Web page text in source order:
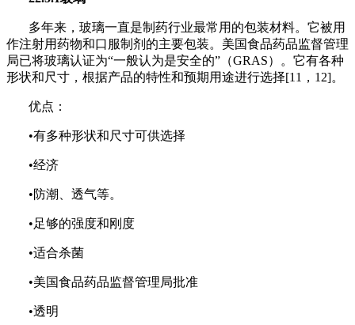
多年来，玻璃一直是制药行业最常用的包装材料。它被用
作注射用药物和口服制剂 的主要包装。美国食品药品监督管理
局已将玻璃认证为“一般认为是安全的”（GRAS）。它有各种
形状和尺寸，根据产品的特性和预期用途进行选择[11，12]。
优点：
•有多种形状和尺寸可供选择
•经济
•防潮、透气等。
•足够的强度和刚度
•适合杀菌
•美国食品药品监督管理局批准
•透明